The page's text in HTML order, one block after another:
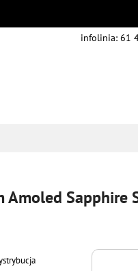
infolinia: 61
Amoled Sapphire